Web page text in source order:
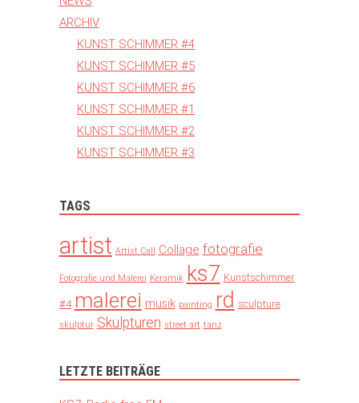
ARCHIV
KUNST SCHIMMER #4
KUNST SCHIMMER #5
KUNST SCHIMMER #6
KUNST SCHIMMER #1
KUNST SCHIMMER #2
KUNST SCHIMMER #3
TAGS
artist Artist Call Collage fotografie
Fotografie und Malerei Keramik ks7 Kunstschimmer
#4 malerei musik painting rd sculpture
skulptur Skulpturen street art tanz
LETZTE BEITRÄGE